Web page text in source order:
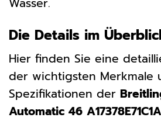
Die Details im
Hier finden Sie eine
der wichtigsten Merkmale
Spezifikationen der
Automatic 46